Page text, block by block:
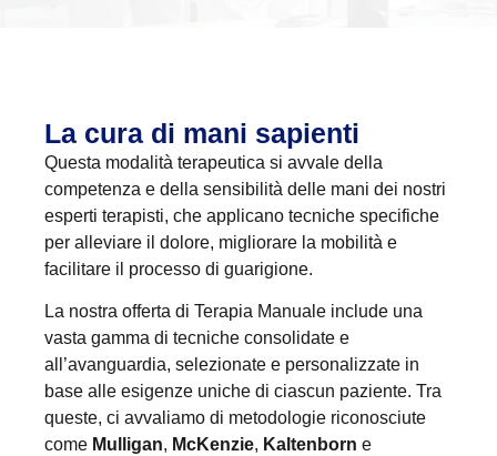
La cura di mani sapienti
Questa modalità terapeutica si avvale della
competenza e della sensibilità delle mani dei nostri
esperti terapisti, che applicano tecniche specifiche
per alleviare il dolore, migliorare la mobilità e
facilitare il processo di guarigione.
La nostra offerta di Terapia Manuale include una
vasta gamma di tecniche consolidate e
all’avanguardia, selezionate e personalizzate in
base alle esigenze uniche di ciascun paziente. Tra
queste, ci avvaliamo di metodologie riconosciute
come Mulligan, McKenzie, Kaltenborn e